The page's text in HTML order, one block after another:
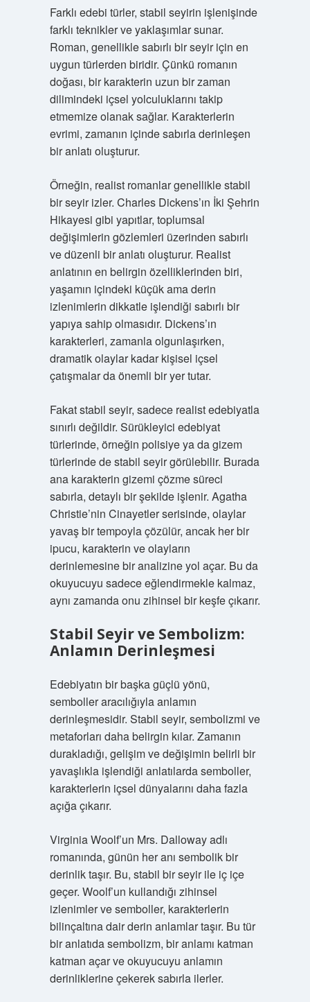
Farklı edebi türler, stabil seyirin işlenişinde
farklı teknikler ve yaklaşımlar sunar.
Roman, genellikle sabırlı bir seyir için en
uygun türlerden biridir. Çünkü romanın
doğası, bir karakterin uzun bir zaman
dilimindeki içsel yolculuklarını takip
etmemize olanak sağlar. Karakterlerin
evrimi, zamanın içinde sabırla derinleşen
bir anlatı oluşturur.
Örneğin, realist romanlar genellikle stabil
bir seyir izler. Charles Dickens’ın İki Şehrin
Hikayesi gibi yapıtlar, toplumsal
değişimlerin gözlemleri üzerinden sabırlı
ve düzenli bir anlatı oluşturur. Realist
anlatının en belirgin özelliklerinden biri,
yaşamın içindeki küçük ama derin
izlenimlerin dikkatle işlendiği sabırlı bir
yapıya sahip olmasıdır. Dickens’ın
karakterleri, zamanla olgunlaşırken,
dramatik olaylar kadar kişisel içsel
çatışmalar da önemli bir yer tutar.
Fakat stabil seyir, sadece realist edebiyatla
sınırlı değildir. Sürükleyici edebiyat
türlerinde, örneğin polisiye ya da gizem
türlerinde de stabil seyir görülebilir. Burada
ana karakterin gizemi çözme süreci
sabırla, detaylı bir şekilde işlenir. Agatha
Christie’nin Cinayetler serisinde, olaylar
yavaş bir tempoyla çözülür, ancak her bir
ipucu, karakterin ve olayların
derinlemesine bir analizine yol açar. Bu da
okuyucuyu sadece eğlendirmekle kalmaz,
aynı zamanda onu zihinsel bir keşfe çıkarır.
Stabil Seyir ve Sembolizm:
Anlamın Derinleşmesi
Edebiyatın bir başka güçlü yönü,
semboller aracılığıyla anlamın
derinleşmesidir. Stabil seyir, sembolizmi ve
metaforları daha belirgin kılar. Zamanın
durakladığı, gelişim ve değişimin belirli bir
yavaşlıkla işlendiği anlatılarda semboller,
karakterlerin içsel dünyalarını daha fazla
açığa çıkarır.
Virginia Woolf’un Mrs. Dalloway adlı
romanında, günün her anı sembolik bir
derinlik taşır. Bu, stabil bir seyir ile iç içe
geçer. Woolf’un kullandığı zihinsel
izlenimler ve semboller, karakterlerin
bilinçaltına dair derin anlamlar taşır. Bu tür
bir anlatıda sembolizm, bir anlamı katman
katman açar ve okuyucuyu anlamın
derinliklerine çekerek sabırla ilerler.